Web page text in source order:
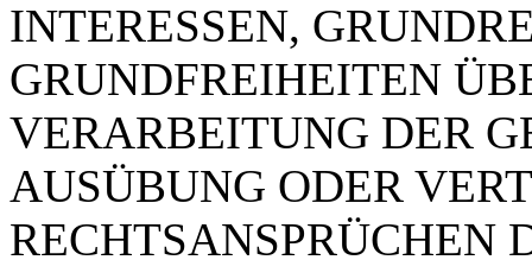
INTERESSEN,
GRUNDFREIHEITEN
VERARBEITUNG DER
AUSÜBUNG ODER
RECHTSANSPRÜCHEN